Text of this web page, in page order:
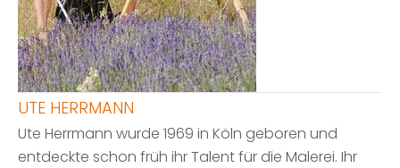
UTE HERRMANN
Ute Herrmann wurde 1969 in Köln geboren und
entdeckte schon früh ihr Talent für die Malerei. Ihr